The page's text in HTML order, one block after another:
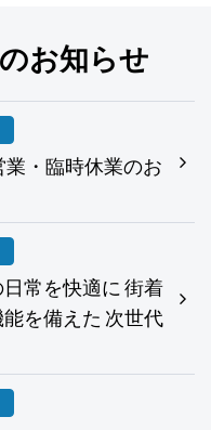
お知らせ
・臨時休業のお
日常を快適に 街着
を備えた 次世代